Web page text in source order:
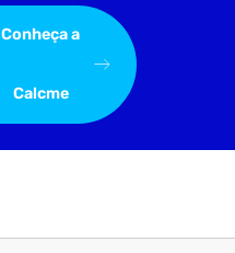
Conheça a
Calcme